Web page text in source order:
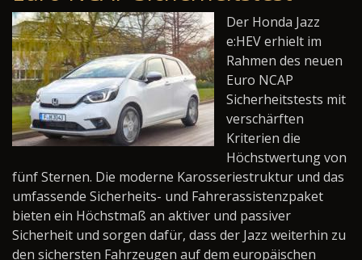
Der Honda Jazz
e:HEV erhielt im
Rahmen des neuen
Euro NCAP
Sicherheitstests mit
verschärften
Kriterien die
Höchstwertung von
fünf Sternen. Die moderne Karosseriestruktur und das
umfassende Sicherheits- und Fahrerassistenzpaket
bieten ein Höchstmaß an aktiver und passiver
Sicherheit und sorgen dafür, dass der Jazz weiterhin zu
den sichersten Fahrzeugen auf dem europäischen